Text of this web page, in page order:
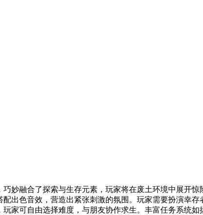
妙融合了探索与生存元素，玩家将在废土环境中展开
出色音效，营造出紧张刺激的氛围。玩家需要扮演幸
家可自由选择难度，与朋友协作求生。丰富任务系统